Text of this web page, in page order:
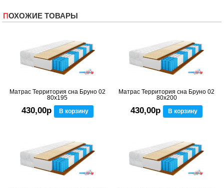
ПОХОЖИЕ ТОВАРЫ
Матрас Территория сна Бруно 02
80x195
430,00р В корзину
Матрас Территория сна Бруно 02
80x200
430,00р В корзину